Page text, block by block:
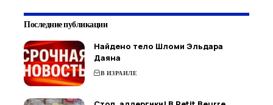
Последние публикации
Найдено тело Шломи Эльдара
Даяна
В ИЗРАИЛЕ